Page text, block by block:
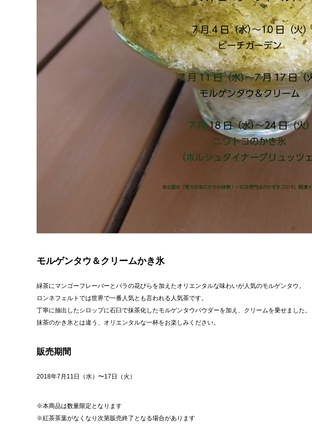
モルゲンタウ＆クリームかき氷
緑茶にマンゴーフレーバーとバラの花びらを加えたオリエンタルな味わいが人気のモルゲンタウ。
ロンネフェルトでは世界で一番人気とも言われる人気茶です。
丁寧に抽出したシロップに石臼で抹茶化したモルゲンタウパウダーを加え、クリームを乗せました。
抹茶のかき氷とは違う、オリエンタルな一杯をお楽しみください。
販売期間
2018年7月11日（水）〜17日（火）
※本商品は数量限定となります
※紅茶茶葉がなくなり次第販売終了となる場合があります